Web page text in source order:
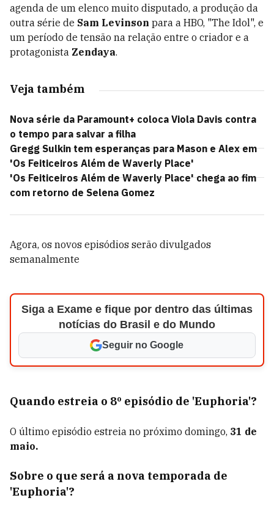
agenda de um elenco muito disputado, a produção da
outra série de Sam Levinson para a HBO, "The Idol", e
um período de tensão na relação entre o criador e a
protagonista Zendaya.
Veja também
Nova série da Paramount+ coloca Viola Davis contra
o tempo para salvar a filha
Gregg Sulkin tem esperanças para Mason e Alex em
'Os Feiticeiros Além de Waverly Place'
'Os Feiticeiros Além de Waverly Place' chega ao fim
com retorno de Selena Gomez
Agora, os novos episódios serão divulgados
semanalmente
Siga a Exame e fique por dentro das últimas
notícias do Brasil e do Mundo
Seguir no Google
Quando estreia o 8º episódio de 'Euphoria'?
O último episódio estreia no próximo domingo, 31 de
maio.
Sobre o que será a nova temporada de
'Euphoria'?